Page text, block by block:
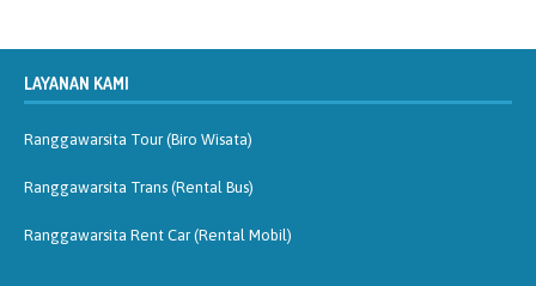
LAYANAN KAMI
Ranggawarsita Tour (Biro Wisata)
Ranggawarsita Trans (Rental Bus)
Ranggawarsita Rent Car (Rental Mobil)